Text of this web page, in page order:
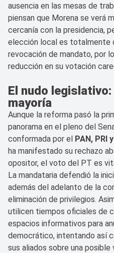
ausencia en las mesas de
piensan que Morena se verá
cercanía con la presidencia,
elección local es totalmente
revocación de mandato, por
reducción en su votación
El nudo legislativo:
mayoría
Aunque la reforma pasó la
panorama en el pleno del
conformada por el PAN, PRI
ha manifestado su rechazo
opositor, el voto del PT es
La mandataria defendió la
además del adelanto de la
eliminación de privilegios.
utilicen tiempos oficiales de
espacios informativos para
democrático, intentando así
sus aliados sobre una posible